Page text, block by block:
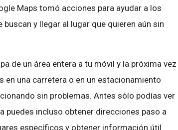
Maps tomó acciones para ayudar a los
y llegar al lugar que quieren aún sin
de un área entera a tu móvil y la próxima vez
en una carretera o en un estacionamiento
sin problemas. Antes sólo podías ver
puedes incluso obtener direcciones paso a
específicos y obtener información útil